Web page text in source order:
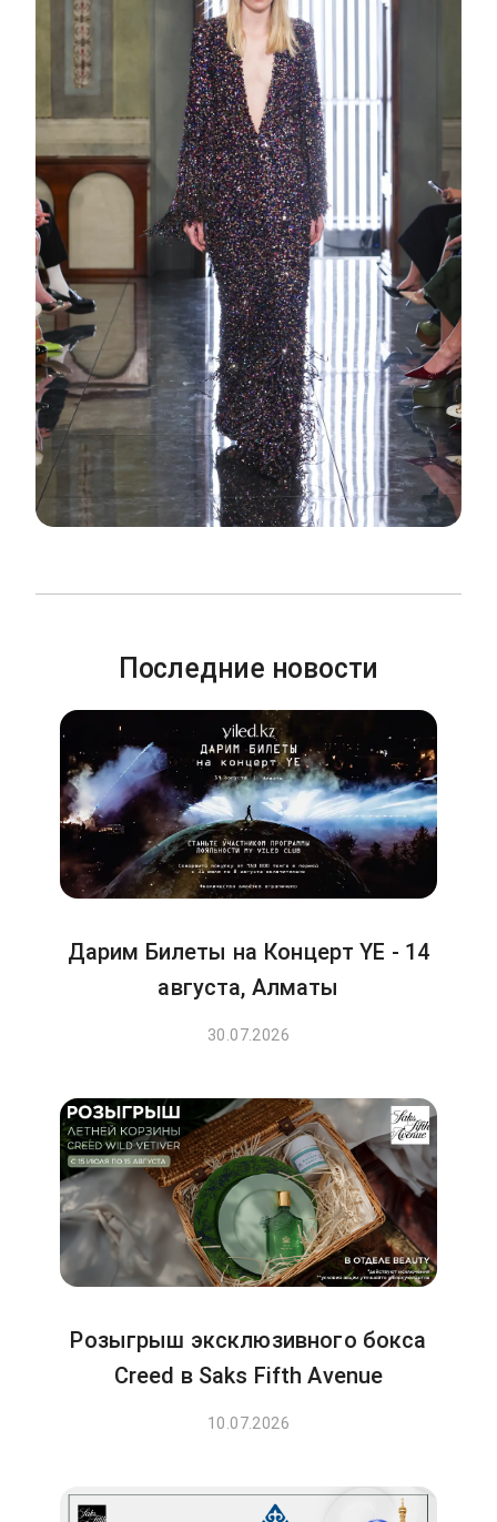
Последние новости
Дарим Билеты на Концерт YE - 14
августа, Алматы
30.07.2026
Розыгрыш эксклюзивного бокса
Creed в Saks Fifth Avenue
10.07.2026